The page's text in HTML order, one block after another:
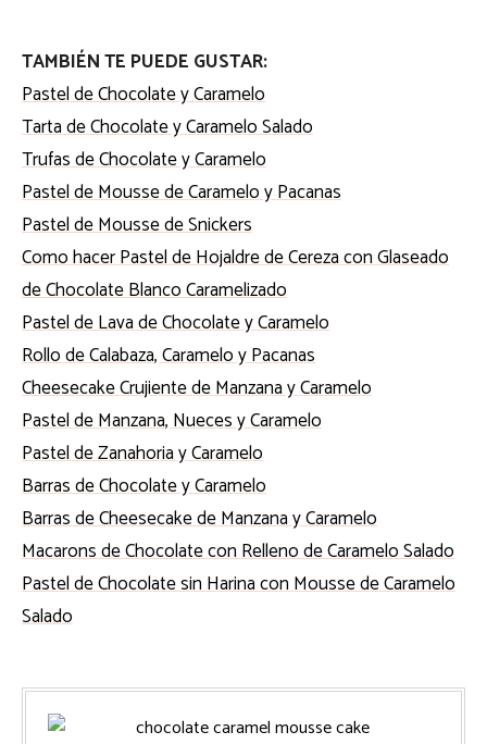
TAMBIÉN TE PUEDE GUSTAR:
Pastel de Chocolate y Caramelo
Tarta de Chocolate y Caramelo Salado
Trufas de Chocolate y Caramelo
Pastel de Mousse de Caramelo y Pacanas
Pastel de Mousse de Snickers
Como hacer Pastel de Hojaldre de Cereza con Glaseado
de Chocolate Blanco Caramelizado
Pastel de Lava de Chocolate y Caramelo
Rollo de Calabaza, Caramelo y Pacanas
Cheesecake Crujiente de Manzana y Caramelo
Pastel de Manzana, Nueces y Caramelo
Pastel de Zanahoria y Caramelo
Barras de Chocolate y Caramelo
Barras de Cheesecake de Manzana y Caramelo
Macarons de Chocolate con Relleno de Caramelo Salado
Pastel de Chocolate sin Harina con Mousse de Caramelo
Salado